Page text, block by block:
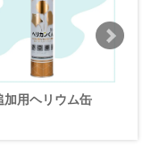
加用ヘリウム缶